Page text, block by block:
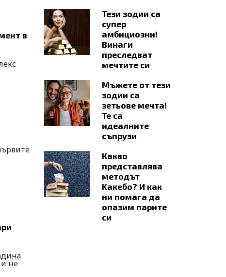
в
не
Тези зодии са
супер
амбициозни!
Винаги
преследват
мечтите си
Мъжете от тези
зодии са
зетьове мечта!
Те са
идеалните
съпрузи
Какво
представлява
методът
Kaкебо? И как
ни помага да
опазим парите
си